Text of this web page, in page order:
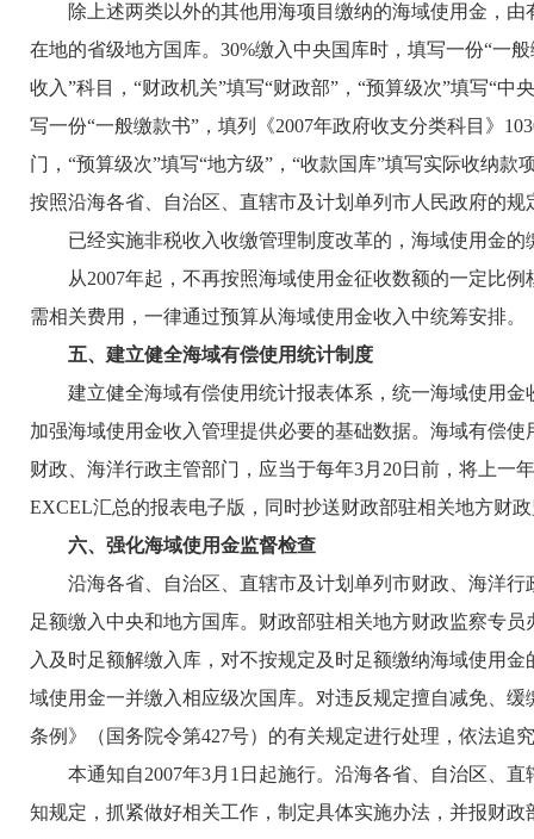
除上述两类以外的其他用海项目缴纳的海域使用金，由
在地的省级地方国库。30%缴入中央国库时，填写一份“一
收入”科目，“财政机关”填写“财政部”，“预算级次”填写“
写一份“一般缴款书”，填列《2007年政府收支分类科目》
门，“预算级次”填写“地方级”，“收款国库”填写实际收纳
按照沿海各省、自治区、直辖市及计划单列市人民政府的规
已经实施非税收入收缴管理制度改革的，海域使用金的
从2007年起，不再按照海域使用金征收数额的一定比例
需相关费用，一律通过预算从海域使用金收入中统筹安排。
五、建立健全海域有偿使用统计制度
建立健全海域有偿使用统计报表体系，统一海域使用金
加强海域使用金收入管理提供必要的基础数据。海域有偿
财政、海洋行政主管部门，应当于每年3月20日前，将上一
EXCEL汇总的报表电子版，同时抄送财政部驻相关地方财
六、强化海域使用金监督检查
沿海各省、自治区、直辖市及计划单列市财政、海洋行
足额缴入中央和地方国库。财政部驻相关地方财政监察专
入及时足额解缴入库，对不按规定及时足额缴纳海域使用
域使用金一并缴入相应级次国库。对违反规定擅自减免、
条例》（国务院令第427号）的有关规定进行处理，依法追
本通知自2007年3月1日起施行。沿海各省、自治区、直
知规定，抓紧做好相关工作，制定具体实施办法，并报财